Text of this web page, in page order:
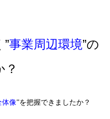
事業周辺環境”の
体像”を把握できましたか？